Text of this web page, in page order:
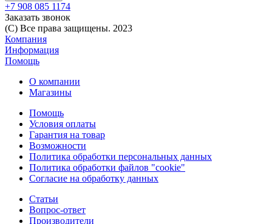
+7 908 085 1174
Заказать звонок
(C) Все права защищены. 2023
Компания
Информация
Помощь
О компании
Магазины
Помощь
Условия оплаты
Гарантия на товар
Возможности
Политика обработки персональных данных
Политика обработки файлов "cookie"
Согласие на обработку данных
Статьи
Вопрос-ответ
Производители